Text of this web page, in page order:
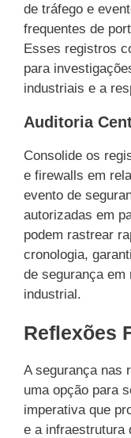
de tráfego e
frequentes de
Esses registros
para
industriais e a
Auditoria
Consolide os
e firewalls em
evento de
autorizadas em
podem rastrear
cronologia,
de segurança
industrial.
Reflexões
A segurança nas
uma opção para
imperativa que
e a infraestrutura